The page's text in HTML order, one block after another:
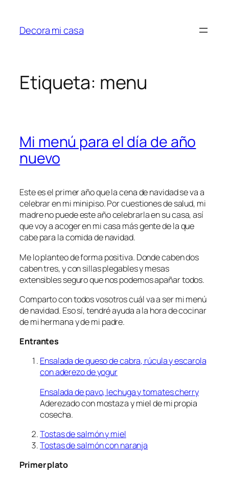
contenido
Decora mi casa
Etiqueta: menu
Mi menú para el día de año
nuevo
Este es el primer año que la cena de navidad se va a
celebrar en mi minipiso. Por cuestiones de salud, mi
madre no puede este año celebrarla en su casa, así
que voy a acoger en mi casa más gente de la que
cabe para la comida de navidad.
Me lo planteo de forma positiva. Donde caben dos
caben tres, y con sillas plegables y mesas
extensibles seguro que nos podemos apañar todos.
Comparto con todos vosotros cuál va a ser mi menú
de navidad. Eso sí, tendré ayuda a la hora de cocinar
de mi hermana y de mi padre.
Entrantes
Ensalada de queso de cabra, rúcula y escarola
con aderezo de yogur
Ensalada de pavo, lechuga y tomates cherry
Aderezado con mostaza y miel de mi propia
cosecha.
Tostas de salmón y miel
Tostas de salmón con naranja
Primer plato